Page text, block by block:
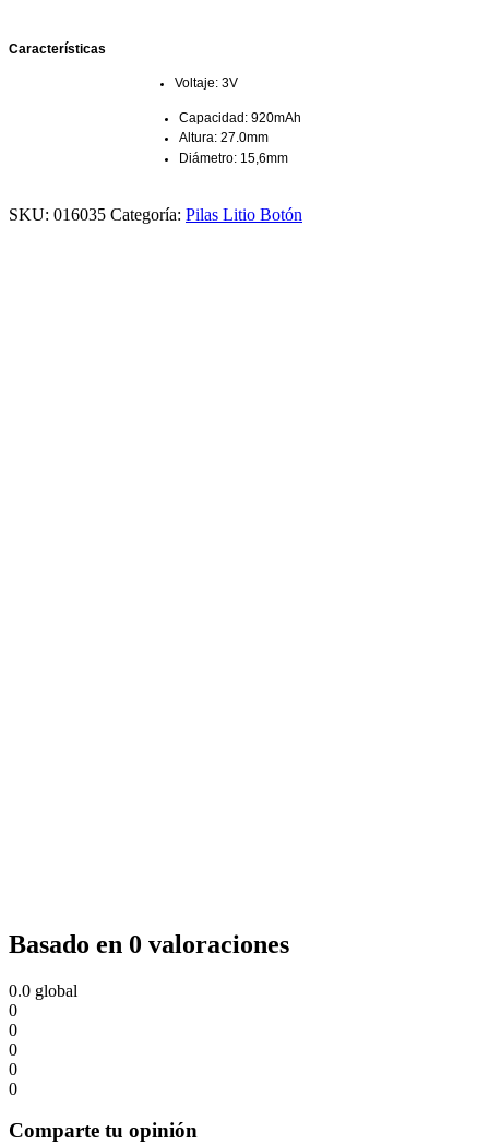
Características
Voltaje: 3V
Capacidad: 920mAh
Altura: 27.0mm
Diámetro: 15,6mm
SKU: 016035 Categoría: Pilas Litio Botón
Basado en 0 valoraciones
0.0 global
0
0
0
0
0
Comparte tu opinión